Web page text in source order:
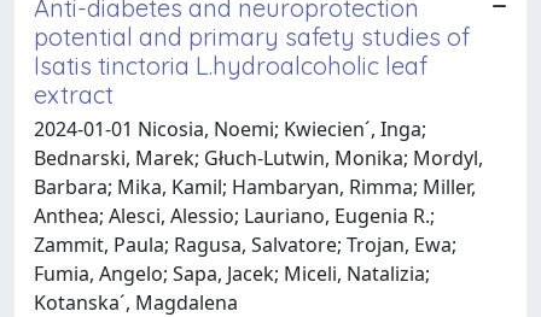
Anti-diabetes and neuroprotection
potential and primary safety studies of
Isatis tinctoria L.hydroalcoholic leaf
extract
2024-01-01 Nicosia, Noemi; Kwiecien´, Inga;
Bednarski, Marek; Głuch-Lutwin, Monika; Mordyl,
Barbara; Mika, Kamil; Hambaryan, Rimma; Miller,
Anthea; Alesci, Alessio; Lauriano, Eugenia R.;
Zammit, Paula; Ragusa, Salvatore; Trojan, Ewa;
Fumia, Angelo; Sapa, Jacek; Miceli, Natalizia;
Kotanska´, Magdalena